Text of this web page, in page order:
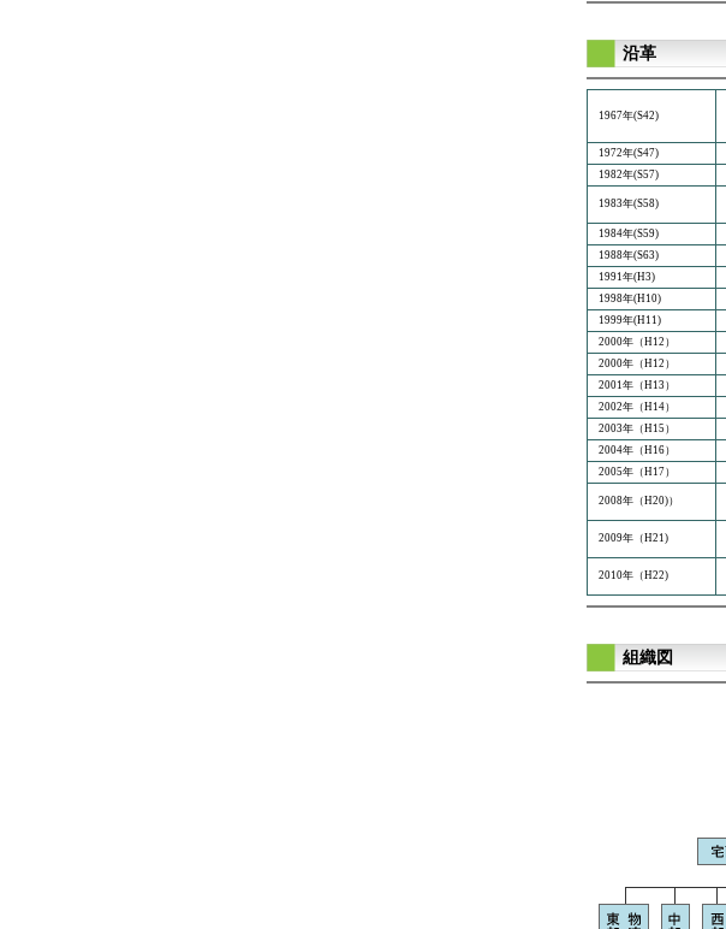
沿革
1967年(S42)
1972年(S47)
1982年(S57)
1983年(S58)
1984年(S59)
1988年(S63)
1991年(H3)
1998年(H10)
1999年(H11)
2000年（H12）
2000年（H12）
2001年（H13）
2002年（H14）
2003年（H15）
2004年（H16）
2005年（H17）
2008年（H20)）
2009年（H21)
2010年（H22)
組織図